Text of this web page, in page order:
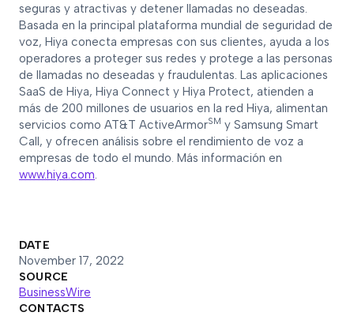
seguras y atractivas y detener llamadas no deseadas.
Basada en la principal plataforma mundial de seguridad de
voz, Hiya conecta empresas con sus clientes, ayuda a los
operadores a proteger sus redes y protege a las personas
de llamadas no deseadas y fraudulentas. Las aplicaciones
SaaS de Hiya, Hiya Connect y Hiya Protect, atienden a
más de 200 millones de usuarios en la red Hiya, alimentan
servicios como AT&T ActiveArmorSM y Samsung Smart
Call, y ofrecen análisis sobre el rendimiento de voz a
empresas de todo el mundo. Más información en
www.hiya.com.
DATE
November 17, 2022
SOURCE
BusinessWire
CONTACTS